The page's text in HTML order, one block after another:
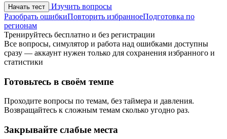
Начать тест
Изучить вопросы
Разобрать ошибкиПовторить избранноеПодготовка по
регионам
Тренируйтесь бесплатно и без регистрации
Все вопросы, симулятор и работа над ошибками доступны
сразу — аккаунт нужен только для сохранения избранного и
статистики
Готовьтесь в своём темпе
Проходите вопросы по темам, без таймера и давления.
Возвращайтесь к сложным темам сколько угодно раз.
Закрывайте слабые места